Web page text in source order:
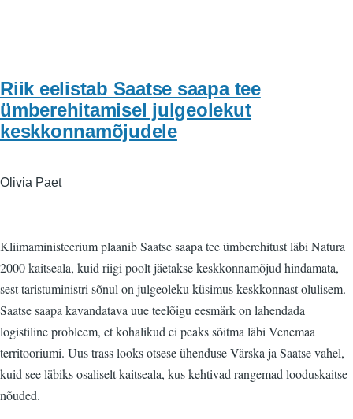
Riik eelistab Saatse saapa tee
ümberehitamisel julgeolekut
keskkonnamõjudele
Olivia Paet
Kliimaministeerium plaanib Saatse saapa tee ümberehitust läbi Natura
2000 kaitseala, kuid riigi poolt jäetakse keskkonnamõjud hindamata,
sest taristuministri sõnul on julgeoleku küsimus keskkonnast olulisem.
Saatse saapa kavandatava uue teelõigu eesmärk on lahendada
logistiline probleem, et kohalikud ei peaks sõitma läbi Venemaa
territooriumi. Uus trass looks otsese ühenduse Värska ja Saatse vahel,
kuid see läbiks osaliselt kaitseala, kus kehtivad rangemad looduskaitse
nõuded.